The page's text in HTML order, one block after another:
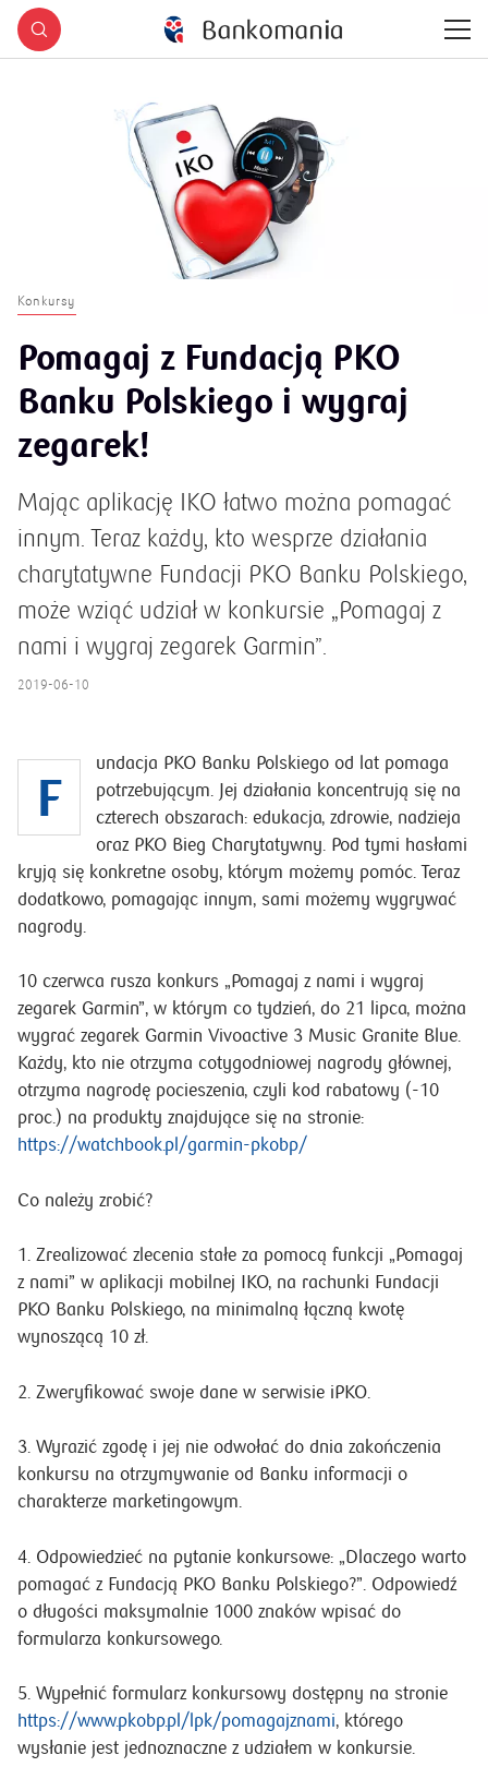
Konkursy
Pomagaj z Fundacją PKO
Banku Polskiego i wygraj
zegarek!
Mając aplikację IKO łatwo można pomagać
innym. Teraz każdy, kto wesprze działania
charytatywne Fundacji PKO Banku Polskiego,
może wziąć udział w konkursie „Pomagaj z
nami i wygraj zegarek Garmin”.
2019-06-10
F
undacja PKO Banku Polskiego od lat pomaga
potrzebującym. Jej działania koncentrują się na
czterech obszarach: edukacja, zdrowie, nadzieja
oraz PKO Bieg Charytatywny. Pod tymi hasłami
kryją się konkretne osoby, którym możemy pomóc. Teraz
dodatkowo, pomagając innym, sami możemy wygrywać
nagrody.
10 czerwca rusza konkurs „Pomagaj z nami i wygraj
zegarek Garmin”, w którym co tydzień, do 21 lipca, można
wygrać zegarek Garmin Vivoactive 3 Music Granite Blue.
Każdy, kto nie otrzyma cotygodniowej nagrody głównej,
otrzyma nagrodę pocieszenia, czyli kod rabatowy (-10
proc.) na produkty znajdujące się na stronie:
https://watchbook.pl/garmin-pkobp/
Co należy zrobić?
1. Zrealizować zlecenia stałe za pomocą funkcji „Pomagaj
z nami” w aplikacji mobilnej IKO, na rachunki Fundacji
PKO Banku Polskiego, na minimalną łączną kwotę
wynoszącą 10 zł.
2. Zweryfikować swoje dane w serwisie iPKO.
3. Wyrazić zgodę i jej nie odwołać do dnia zakończenia
konkursu na otrzymywanie od Banku informacji o
charakterze marketingowym.
4. Odpowiedzieć na pytanie konkursowe: „Dlaczego warto
pomagać z Fundacją PKO Banku Polskiego?”. Odpowiedź
o długości maksymalnie 1000 znaków wpisać do
formularza konkursowego.
5. Wypełnić formularz konkursowy dostępny na stronie
https://www.pkobp.pl/lpk/pomagajznami, którego
wysłanie jest jednoznaczne z udziałem w konkursie.